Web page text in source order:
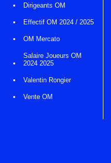
Dirigeants OM
Effectif OM 2024 / 2025
OM Mercato
Salaire Joueurs OM
2024 2025
Valentin Rongier
Vente OM